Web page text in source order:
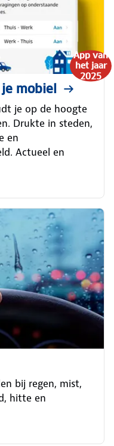
App van
het jaar
2025
mobiel
je op de hoogte
Drukte in steden,
en
Actueel en
bij regen, mist,
hitte en